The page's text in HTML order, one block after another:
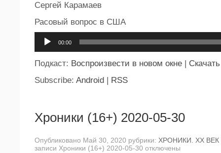
Сергей Карамаев
Расовый вопрос в США
00:00
Подкаст: Воспроизвести в новом окне
Скачать
Subscribe: Android RSS
Хроники (16+) 2020-05-30
Опубликовано Май 30, 2020 рубрики: ХРОНИКИ. ХХ ВЕК
записи Хроники (16+) 2020-05-30 отключены